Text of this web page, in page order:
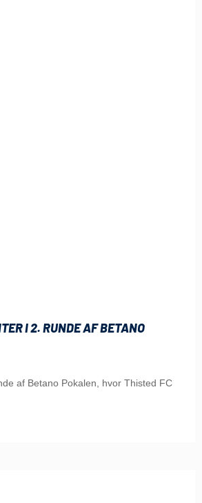
I 2. RUNDE AF BETANO
af Betano Pokalen, hvor Thisted FC